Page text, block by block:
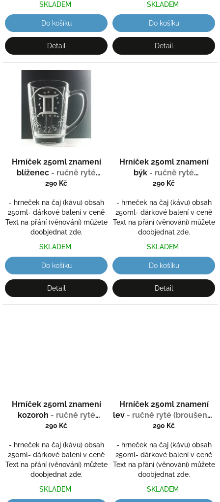
SKLADEM
Do košíku
Detail
SKLADEM
Do košíku
Detail
Hrníček 250ml znamení
blíženec - ručně ryté
(broušené) dárková
290 Kč
- hrneček na čaj (kávu) obsah
250ml- dárkové balení v ceně
Text na přání (věnování) můžete
doobjednat zde.
SKLADEM
Do košíku
Detail
Hrníček 250ml znamení
býk - ručně ryté
(broušené) dárková
290 Kč
- hrneček na čaj (kávu) obsah
250ml- dárkové balení v ceně
Text na přání (věnování) můžete
doobjednat zde.
SKLADEM
Do košíku
Detail
Hrníček 250ml znamení
kozoroh - ručně ryté
(broušené) dárková
290 Kč
- hrneček na čaj (kávu) obsah
250ml- dárkové balení v ceně
Text na přání (věnování) můžete
doobjednat zde.
SKLADEM
Hrníček 250ml znamení
lev - ručně ryté (broušené)
dárková krabička
290 Kč
- hrneček na čaj (kávu) obsah
250ml- dárkové balení v ceně
Text na přání (věnování) můžete
doobjednat zde.
SKLADEM